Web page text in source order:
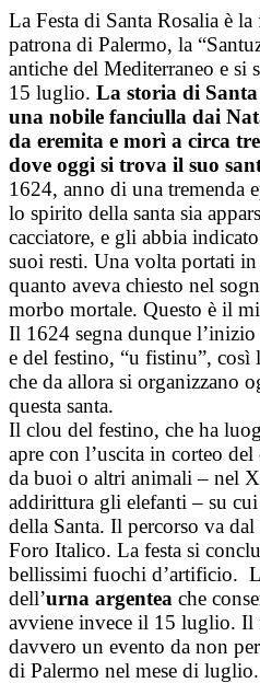
Salta
contenuto
La Festa di Santa Rosalia è
patrona di Palermo, la
antiche del Mediterraneo e si
15 luglio. La storia di
una nobile fanciulla dai
da eremita e morì a circa
dove oggi si trova il suo
1624, anno di una tremenda
lo spirito della santa sia
cacciatore, e gli abbia
suoi resti. Una volta portati in
quanto aveva chiesto nel
morbo mortale. Questo è il
Il 1624 segna dunque
e del festino, “u fistinu”,
che da allora si organizzano
questa santa.
Il clou del festino, che ha
apre con l’uscita in corteo
da buoi o altri animali – nel
addirittura gli elefanti – su cui
della Santa. Il percorso va
Foro Italico. La festa si
bellissimi fuochi d’artificio.
dell’urna argentea che
avviene invece il 15 luglio. Il
davvero un evento da non
di Palermo nel mese di luglio.